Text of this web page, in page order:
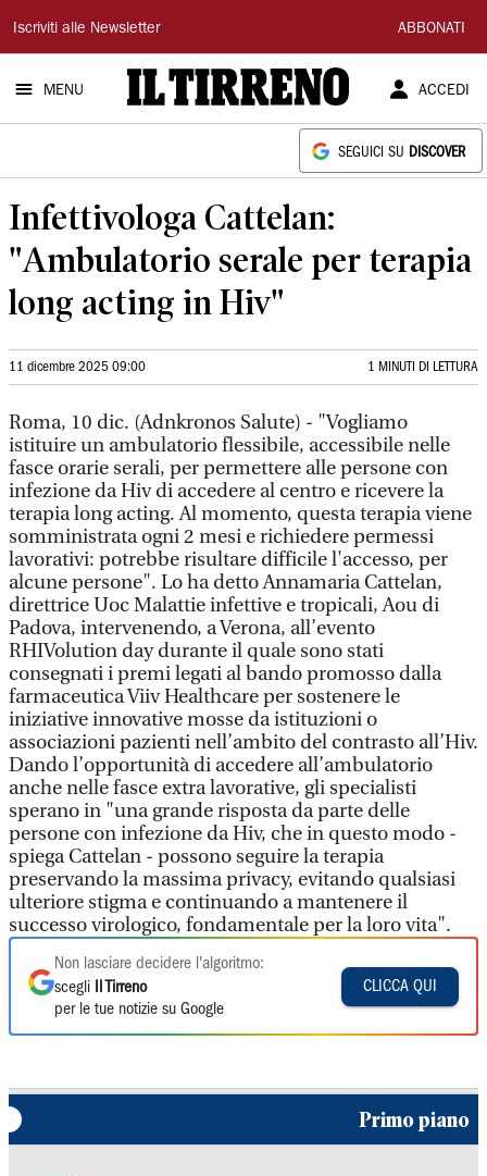
Il
Tirreno
Iscriviti alle Newsletter ABBONATI
MENU ACCEDI
SEGUICI SU DISCOVER
Infettivologa Cattelan:
"Ambulatorio serale per terapia
long acting in Hiv"
11 dicembre 2025 09:00 1 MINUTI DI LETTURA
Roma, 10 dic. (Adnkronos Salute) - "Vogliamo
istituire un ambulatorio flessibile, accessibile nelle
fasce orarie serali, per permettere alle persone con
infezione da Hiv di accedere al centro e ricevere la
terapia long acting. Al momento, questa terapia viene
somministrata ogni 2 mesi e richiedere permessi
lavorativi: potrebbe risultare difficile l'accesso, per
alcune persone". Lo ha detto Annamaria Cattelan,
direttrice Uoc Malattie infettive e tropicali, Aou di
Padova, intervenendo, a Verona, all’evento
RHIVolution day durante il quale sono stati
consegnati i premi legati al bando promosso dalla
farmaceutica Viiv Healthcare per sostenere le
iniziative innovative mosse da istituzioni o
associazioni pazienti nell’ambito del contrasto all’Hiv.
Dando l’opportunità di accedere all’ambulatorio
anche nelle fasce extra lavorative, gli specialisti
sperano in "una grande risposta da parte delle
persone con infezione da Hiv, che in questo modo -
spiega Cattelan - possono seguire la terapia
preservando la massima privacy, evitando qualsiasi
ulteriore stigma e continuando a mantenere il
successo virologico, fondamentale per la loro vita".
Non lasciare decidere l'algoritmo:
scegli
Il Tirreno
per le tue notizie su Google
CLICCA QUI
Primo piano